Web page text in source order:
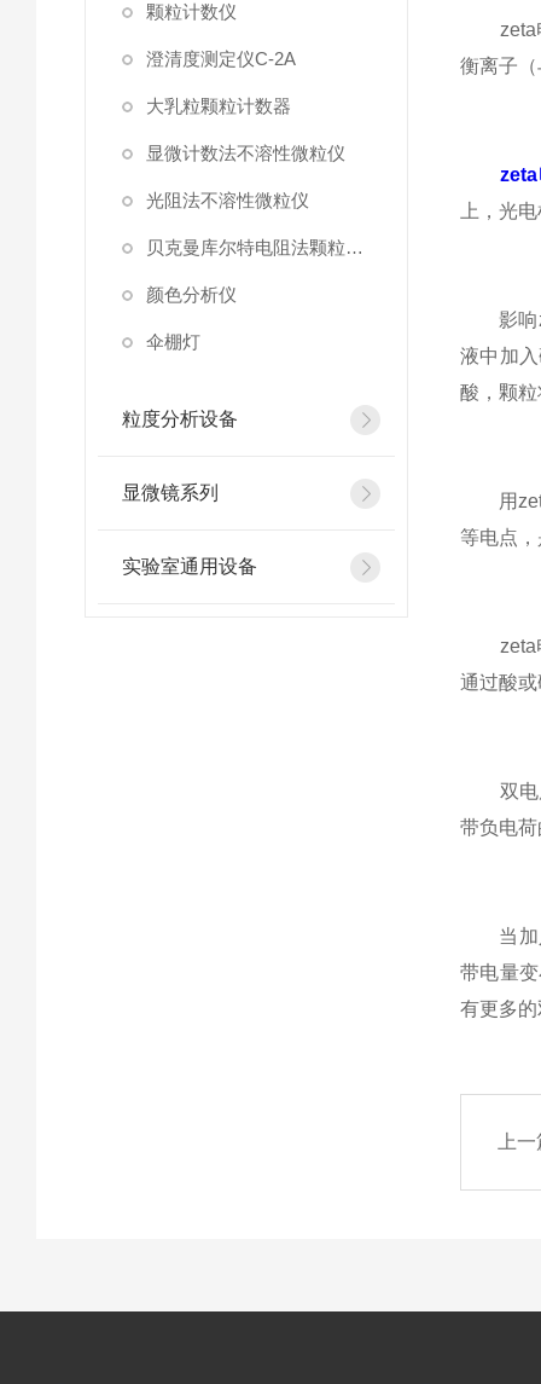
颗粒计数仪
澄清度测定仪C-2A
大乳粒颗粒计数器
显微计数法不溶性微粒仪
光阻法不溶性微粒仪
贝克曼库尔特电阻法颗粒计数器
颜色分析仪
伞棚灯
粒度分析设备
显微镜系列
实验室通用设备
zeta电
衡离子
上，光
影响
液中加
酸，颗
用zeta
等电点
zeta电
通过酸
双电层
带负电
当加入
带电量
有更多
上